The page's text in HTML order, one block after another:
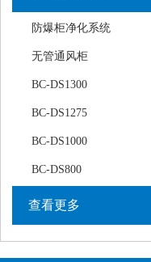
防爆柜净化系统
无管通风柜
BC-DS1300
BC-DS1275
BC-DS1000
BC-DS800
查看更多